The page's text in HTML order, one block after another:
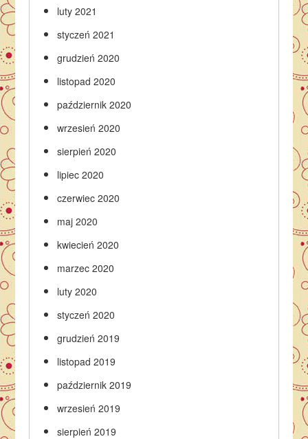
luty 2021
styczeń 2021
grudzień 2020
listopad 2020
październik 2020
wrzesień 2020
sierpień 2020
lipiec 2020
czerwiec 2020
maj 2020
kwiecień 2020
marzec 2020
luty 2020
styczeń 2020
grudzień 2019
listopad 2019
październik 2019
wrzesień 2019
sierpień 2019